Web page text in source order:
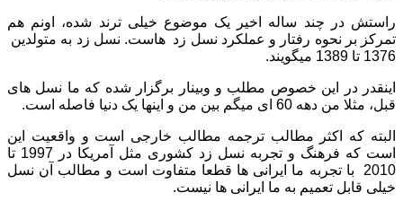
راستش در چند ساله اخیر یک موضوع خیلی ترند شده، اونم هم
تمرکز بر نحوه رفتار و عملکرد نسل زد هاست. نسل زد به متولدین
1376 تا 1389 میگویند.
اینقدر در این خصوص مطلب و وبینار برگزار شده که ما نسل های
قبل، مثلا من دهه 60 ای میگم بین من و اینها یک دنیا فاصله است.
البته که اکثر مطالب ترجمه مطالب خارجی است و واقعیت این
است که فرهنگ و تجربه نسل زد کشوری مثل آمریکا در 1997 تا
2010 با تجربه ما ایرانی ها قطعا متفاوت است و مطالب آن نسل
خیلی قابل تعمیم به ما ایرانی ها نیست.